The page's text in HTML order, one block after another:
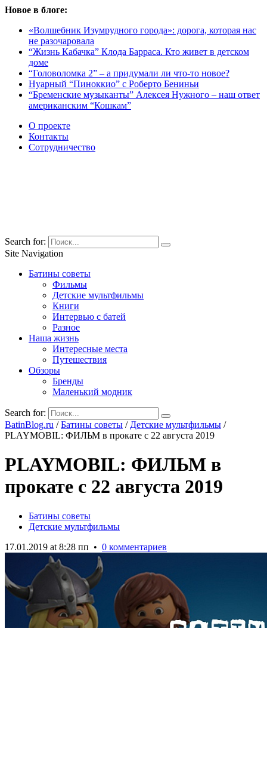
Новое в блоге:
«Волшебник Изумрудного города»: дорога, которая нас
не разочаровала
“Жизнь Кабачка” Клода Барраса. Кто живет в детском
доме
“Головоломка 2” – а придумали ли что-то новое?
Нуарный “Пиноккио” с Роберто Бениньи
“Бременские музыканты” Алексея Нужного – наш ответ
американским “Кошкам”
О проекте
Контакты
Сотрудничество
Search for:
Site Navigation
Батины советы
Фильмы
Детские мультфильмы
Книги
Интервью с батей
Разное
Наша жизнь
Интересные места
Путешествия
Обзоры
Бренды
Маленький модник
Search for:
BatinBlog.ru /Батины советы / Детские мультфильмы /
PLAYMOBIL: ФИЛЬМ в прокате с 22 августа 2019
PLAYMOBIL: ФИЛЬМ в
прокате с 22 августа 2019
Батины советы
Детские мультфильмы
17.01.2019 at 8:28 пп • 0 комментариев